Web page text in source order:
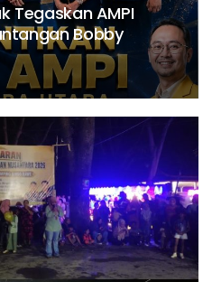
Tegaskan AMPI
Bobby